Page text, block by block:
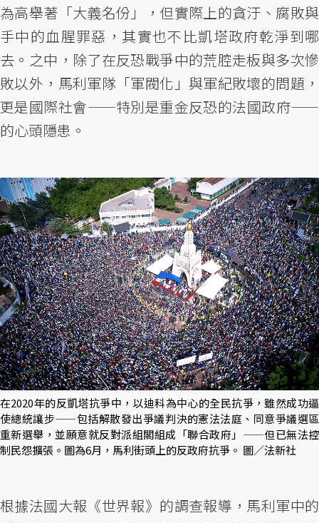
為高舉著「大義名份」，但實際上的貪汙、腐敗與
手中的血腥罪惡，其實也不比凱塔政府乾淨到哪
去。之中，除了在反恐戰爭中的荒腔走板與多次慘
敗以外，馬利軍隊「軍閥化」與軍紀敗壞的問題，
更是國際社會——特別是重金反恐的法國政府——
的心頭隱患。
在2020年的反凱塔抗爭中，以迪科為中心的全民抗爭，雖然成功逼
使總統讓步——包括解散發出爭議判決的憲法法庭、同意爭議選區
重新選舉，並願意就反對派組閣組成「聯合政府」——但已無法控
制民怨擴張。圖為6月，馬利街頭上的反政府抗爭。 圖／法新社
根據法國大報《世界報》的調查報導，馬利軍中的